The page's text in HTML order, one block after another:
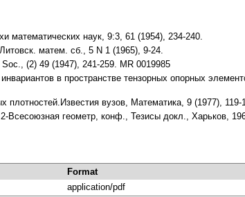
мaтeмaтичecкиx нayк, 9:3, 61 (1954), 234-240.
мaтeм. cб., 5 N 1 (1965), 9-24.
(2) 49 (1947), 241-259. MR 0019985
в пространстве тензорных опорных
вузов, Математика, 9 (1977),
геометр, конф., Тезисы докл., Харьков,
Format
application/pdf